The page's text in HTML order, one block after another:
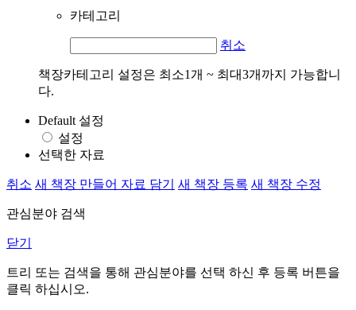
카테고리
취소
책장카테고리 설정은 최소1개 ~ 최대3개까지 가능합니
다.
Default 설정
설정
선택한 자료
취소 새 책장 만들어 자료 담기 새 책장 등록 새 책장 수정
관심분야 검색
닫기
트리 또는 검색을 통해 관심분야를 선택 하신 후 등록 버튼을
클릭 하십시오.